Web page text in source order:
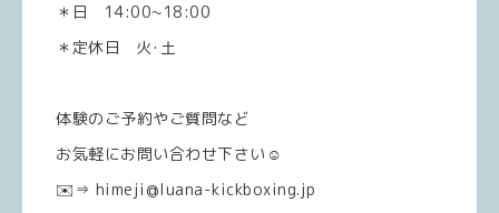
＊日 14:00~18:00
＊定休日 火･土
体験のご予約やご質問など
お気軽にお問い合わせ下さい☺️
✉️⇒ himeji@luana-kickboxing.jp